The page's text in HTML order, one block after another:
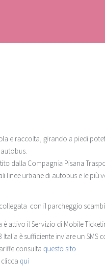
e raccolta, girando a piedi
dalla Compagnia Pisana
linee urbane di autobus e le più
con il parcheggio
è attivo il Servizio di Mobile
è sufficiente inviare un SMS
consulta questo sito
qui